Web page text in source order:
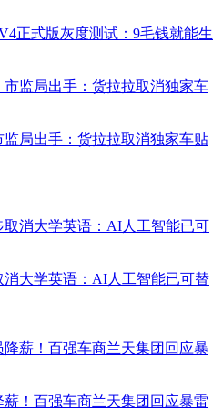
正式版灰度测试：9毛钱就能生
监局出手：货拉拉取消独家车贴
大学英语：AI人工智能已可替
！百强车商兰天集团回应暴雷